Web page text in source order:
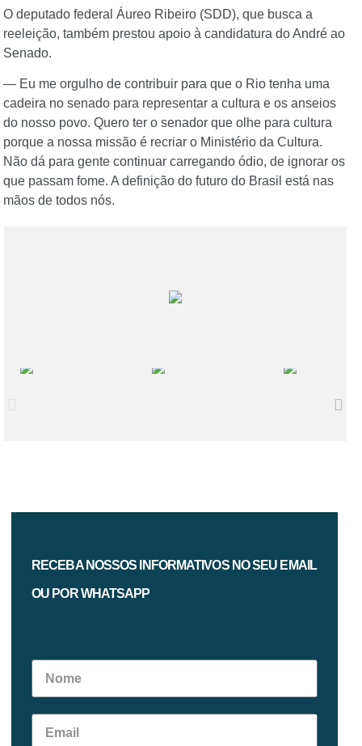
O deputado federal Áureo Ribeiro (SDD), que busca a
reeleição, também prestou apoio à candidatura do André ao
Senado.
— Eu me orgulho de contribuir para que o Rio tenha uma
cadeira no senado para representar a cultura e os anseios
do nosso povo. Quero ter o senador que olhe para cultura
porque a nossa missão é recriar o Ministério da Cultura.
Não dá para gente continuar carregando ódio, de ignorar os
que passam fome. A definição do futuro do Brasil está nas
mãos de todos nós.
RECEBA NOSSOS INFORMATIVOS NO SEU EMAIL
OU POR WHATSAPP